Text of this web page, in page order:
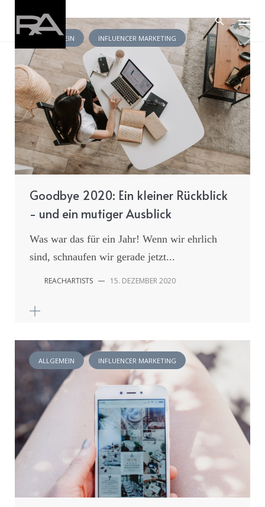
content
ALLGEMEIN INFLUENCER MARKETING
Goodbye 2020: Ein kleiner Rückblick
- und ein mutiger Ausblick
Was war das für ein Jahr! Wenn wir ehrlich
sind, schnaufen wir gerade jetzt...
REACHARTISTS — 15. DEZEMBER 2020
ALLGEMEIN INFLUENCER MARKETING